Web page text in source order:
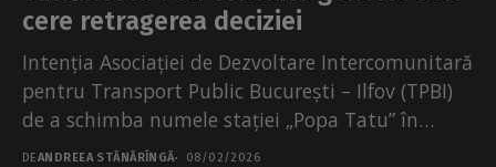
cere retragerea deciziei
Intenția Asociației de Dezvoltare Intercomunitară
pentru Transport Public București – Ilfov (TPBI)
de a schimba numele stației „Popa Tatu” în
stația „Mircea Vulcănescu”...
DEANDREEA STĂNĂRÎNGĂ 08/02/2026